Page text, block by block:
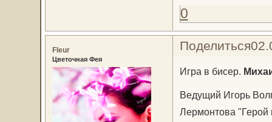
0
Поделиться
Fleur
Цветочная Фея
Игра в бисер.
Ведущий Игорь
Лермонтова "Герой